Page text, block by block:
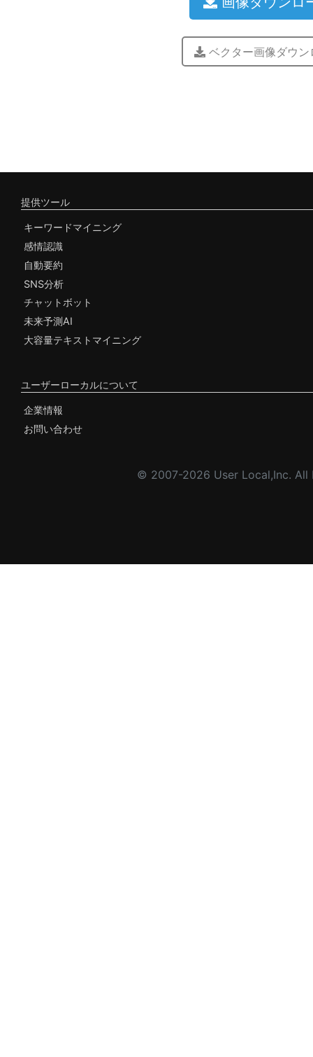
ベクター画像ダウン
提供ツール
キーワードマイニング
感情認識
自動要約
SNS分析
チャットボット
未来予測AI
大容量テキストマイニング
ユーザーローカルについて
企業情報
お問い合わせ
© 2007-2026 User Local,Inc. All